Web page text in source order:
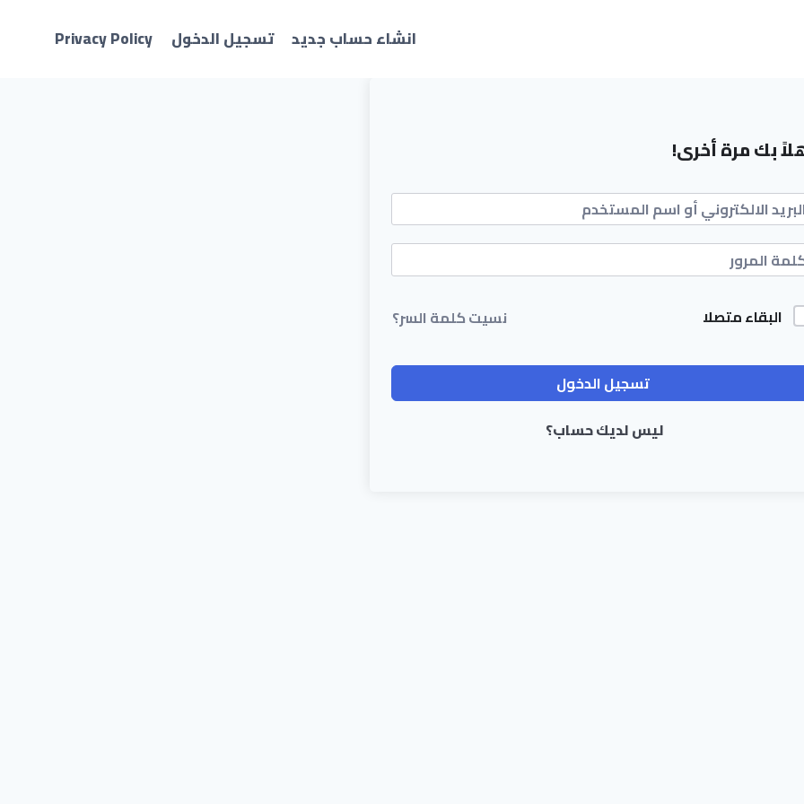
انشاء حساب جديد تسجيل الدخول Privacy Policy
بك مرة أخرى!
البقاء متصلا نسيت كلمة السر؟
تسجيل الدخول
ليس لديك حساب؟